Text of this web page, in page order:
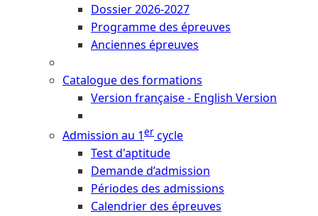
Dossier 2026-2027
Programme des épreuves
Anciennes épreuves
Catalogue des formations
Version française - English Version
Admission au 1er cycle
Test d'aptitude
Demande d’admission
Périodes des admissions
Calendrier des épreuves